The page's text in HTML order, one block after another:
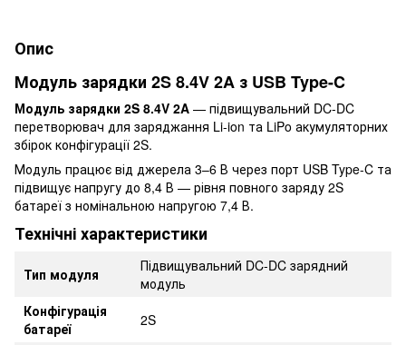
Опис
Модуль зарядки 2S 8.4V 2A з USB Type-C
Модуль зарядки 2S 8.4V 2A — підвищувальний DC-DC
перетворювач для заряджання Li-ion та LiPo акумуляторних
збірок конфігурації 2S.
Модуль працює від джерела 3–6 В через порт USB Type-C та
підвищує напругу до 8,4 В — рівня повного заряду 2S
батареї з номінальною напругою 7,4 В.
Технічні характеристики
Тип модуля
Підвищувальний DC-DC зарядний
модуль
Конфігурація
батареї
2S